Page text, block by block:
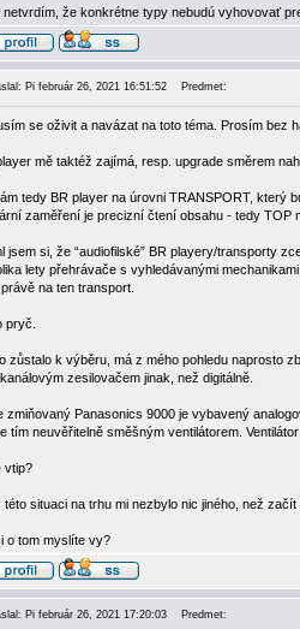
netvrdím, že konkrétne typy nebudú vyhovovať
Pi február 26, 2021 16:51:52 Predmet:
se oživit a navázat na toto téma. Prosím bez
mě taktéž zajímá, resp. upgrade směrem
tedy BR player na úrovni TRANSPORT, který
zaměření je precizní čtení obsahu - tedy TOP
jsem si, že “audiofilské” BR playery/transporty
lety přehrávače s vyhledávanými
na ten transport.
pryč.
zůstalo k výběru, má z mého pohledu naprosto
zesilovačem jinak, než digitálně.
zmiňovaný Panasonics 9000 je vybavený
tím neuvěřitelně směšným ventilátorem.
vtip?
této situaci na trhu mi nezbylo nic jiného, než
o tom myslíte vy?
Pi február 26, 2021 17:20:03 Predmet: